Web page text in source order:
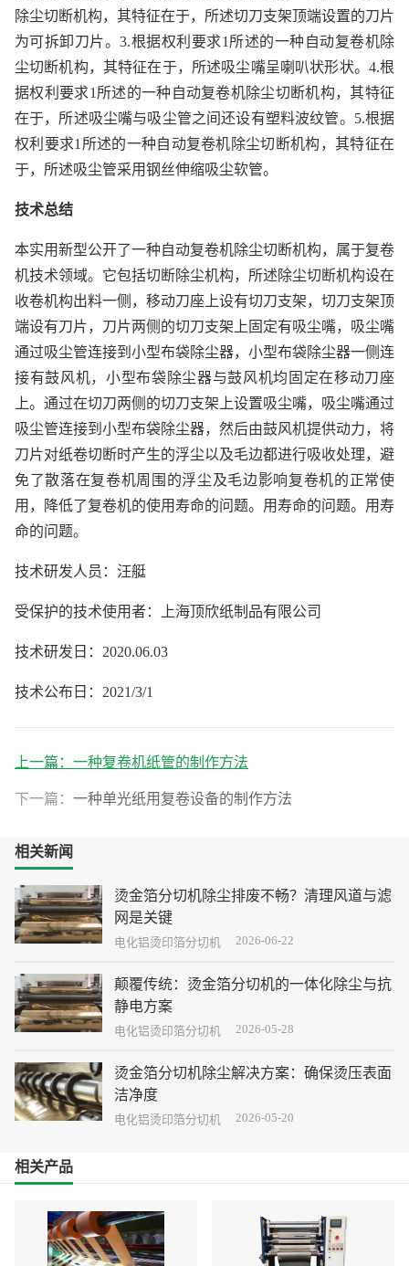
除尘切断机构，其特征在于，所述切刀支架顶端设置的刀片
为可拆卸刀片。3.根据权利要求1所述的一种自动复卷机除
尘切断机构，其特征在于，所述吸尘嘴呈喇叭状形状。4.根
据权利要求1所述的一种自动复卷机除尘切断机构，其特征
在于，所述吸尘嘴与吸尘管之间还设有塑料波纹管。5.根据
权利要求1所述的一种自动复卷机除尘切断机构，其特征在
于，所述吸尘管采用钢丝伸缩吸尘软管。
技术总结
本实用新型公开了一种自动复卷机除尘切断机构，属于复卷
机技术领域。它包括切断除尘机构，所述除尘切断机构设在
收卷机构出料一侧，移动刀座上设有切刀支架，切刀支架顶
端设有刀片，刀片两侧的切刀支架上固定有吸尘嘴，吸尘嘴
通过吸尘管连接到小型布袋除尘器，小型布袋除尘器一侧连
接有鼓风机，小型布袋除尘器与鼓风机均固定在移动刀座
上。通过在切刀两侧的切刀支架上设置吸尘嘴，吸尘嘴通过
吸尘管连接到小型布袋除尘器，然后由鼓风机提供动力，将
刀片对纸卷切断时产生的浮尘以及毛边都进行吸收处理，避
免了散落在复卷机周围的浮尘及毛边影响复卷机的正常使
用，降低了复卷机的使用寿命的问题。用寿命的问题。用寿
命的问题。
技术研发人员：汪艇
受保护的技术使用者：上海顶欣纸制品有限公司
技术研发日：2020.06.03
技术公布日：2021/3/1
上一篇： 一种复卷机纸管的制作方法
下一篇： 一种单光纸用复卷设备的制作方法
相关新闻
烫金箔分切机除尘排废不畅？清理风道与滤
网是关键
在烫金箔分切过程中，除尘系统排废能力下降，粉尘
理风道与滤网，恢复系统排废能力。
电化铝烫印箔分切机 2026-06-22
颠覆传统：烫金箔分切机的一体化除尘与抗
静电方案
从“源头抑制+过程收集+系统反馈”三个维度彻底攻克
电化铝烫印箔分切机 2026-05-28
烫金箔分切机除尘解决方案：确保烫压表面
洁净度
本文将围绕烫金箔分切机除尘难点，提供系统化的解
电化铝烫印箔分切机 2026-05-20
相关产品